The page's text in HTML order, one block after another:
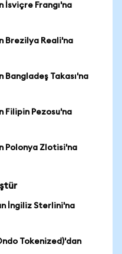
İsviçre Frangı'na
Brezilya Reali'na
Bangladeş Takası'na
Filipin Pezosu'na
Polonya Zlotisi'na
İngiliz Sterlini'na
Tokenized)'dan